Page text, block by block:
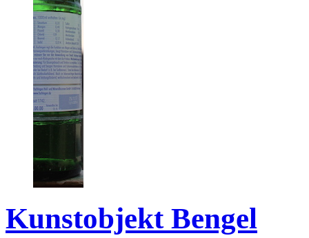
Kunstobjekt Bengel